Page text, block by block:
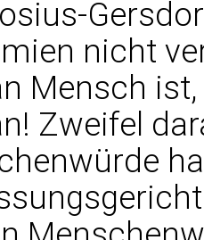
nicht
Mensch
Zweifel